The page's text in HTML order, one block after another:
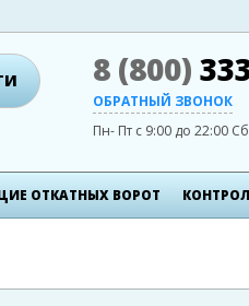
8 (800)
ОБРАТНЫЙ ЗВОНОК
Пн- Пт с 9:00 до 22:00
ОТКАТНЫХ ВОРОТ